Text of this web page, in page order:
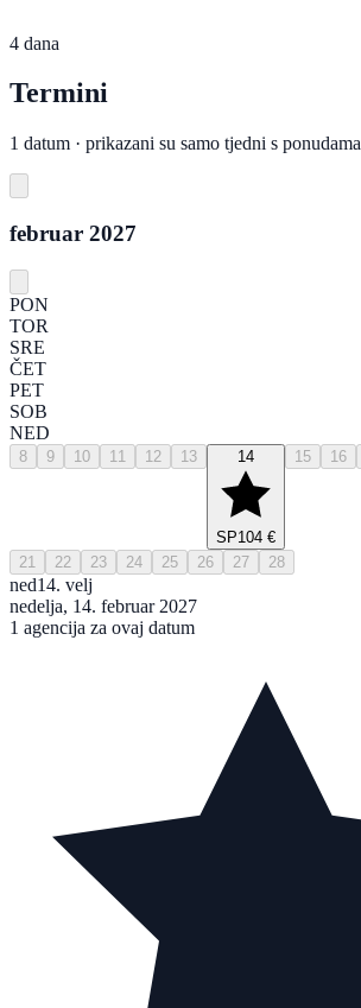
4 dana
Termini
1 datum · prikazani su samo tjedni s ponudama
februar 2027
PON
TOR
SRE
ČET
PET
SOB
NED
8 9 10 11 12 13 14
SP104 €
15 16
21 22 23 24 25 26 27 28
ned14. velj
nedelja, 14. februar 2027
1 agencija za ovaj datum